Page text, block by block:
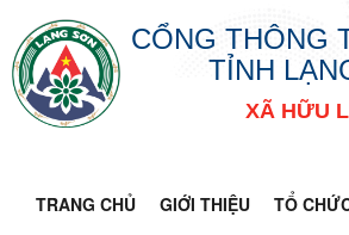
CỔNG THÔNG
TỈNH
XÃ HỮU
TRANG CHỦ GIỚI THIỆU TỔ